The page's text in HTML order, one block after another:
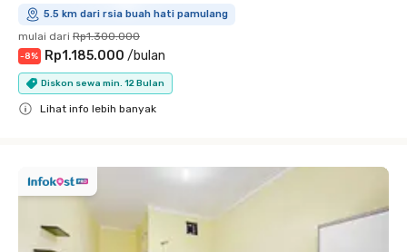
5.5 km dari rsia buah hati pamulang
mulai dari Rp1.300.000
-8% Rp1.185.000 /bulan
Diskon sewa min. 12 Bulan
Lihat info lebih banyak